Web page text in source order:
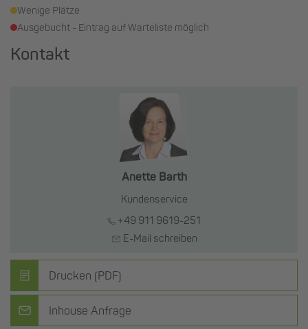
Wenige Plätze
Ausgebucht - Eintrag auf Warteliste möglich
Kontakt
Anette Barth
Kundenservice
+49 911 9619-251
E-Mail schreiben
Drucken (PDF)
Inhouse Anfrage